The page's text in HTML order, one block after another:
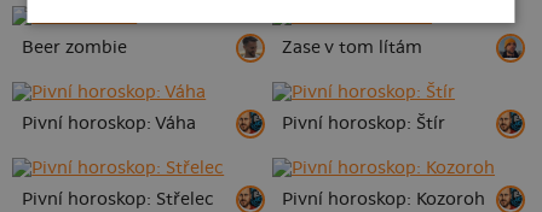
Beer zombie Zase v tom lítám
Pivní horoskop: Váha Pivní horoskop: Štír
Pivní horoskop: Střelec Pivní horoskop: Kozoroh